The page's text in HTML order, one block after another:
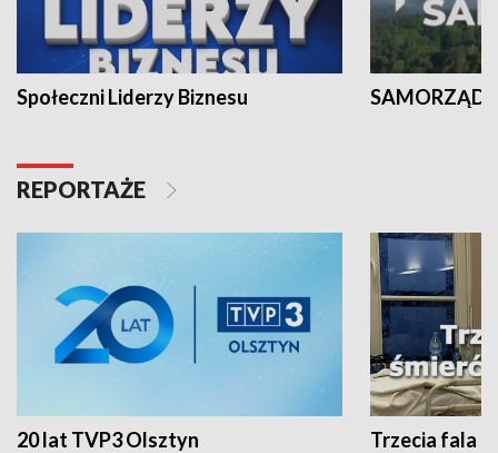
Społeczni Liderzy Biznesu SAMORZĄD
REPORTAŻE
20 lat TVP3 Olsztyn Trzecia fala -